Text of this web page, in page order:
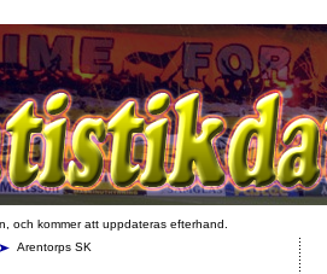
och kommer att uppdateras efterhand.
Arentorps SK